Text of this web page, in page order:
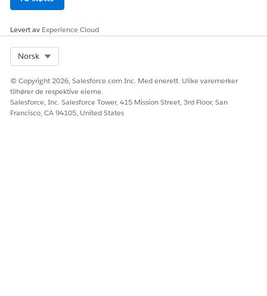
Opprette en prøveorganisasjon i Tilskuddstildeling
Utforsk Tilskuddstildeling ved å registrere deg for en
prøveversjon med alle funksjoner. Prøveorganisasjoner er
beregnet på konseptutprøving og veiledet
egenutforskning. De utløper etter 30 dager. Få en
prøveversjon av Løsninger for offentlig sektor eller
Nonprofit Cloud for å utforske Tilskuddstildeling.
Levert av Experience Cloud
Norsk
© Copyright 2026, Salesforce.com Inc. Med enerett. Ulike varemerker
tilhører de respektive eierne.
Salesforce, Inc. Salesforce Tower, 415 Mission Street, 3rd Floor, San
Francisco, CA 94105, United States